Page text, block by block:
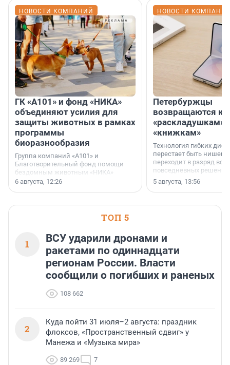
НОВОСТИ КОМПАНИЙ
ГК «А101» и фонд «НИКА»
объединяют усилия для
защиты животных в рамках
программы
биоразнообразия
Группа компаний «А101» и
Благотворительный фонд помощи
бездомным животным «НИКА»
заключили соглашение о
6 августа, 12:26
НОВОСТИ
Петербуржцы
возвращаются к
«раскладушкам»
«книжкам»
Технология гибких
перестает быть
переходит в разряд
повседневных
5 августа, 13:56
ТОП 5
1
ВСУ ударили дронами и
ракетами по одиннадцати
регионам России. Власти
сообщили о погибших и раненых
108 662
2
Куда пойти 31 июля–2 августа: праздник
флоксов, «Пространственный сдвиг» у
Манежа и «Музыка мира»
89 269 7